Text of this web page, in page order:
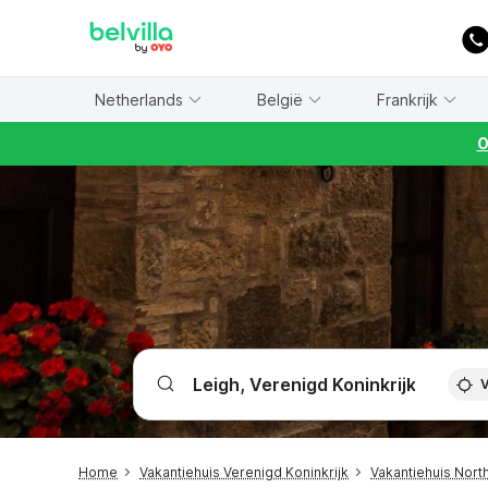
Netherlands België Frankrijk
Home Vakantiehuis Verenigd Koninkrijk Vakantiehuis